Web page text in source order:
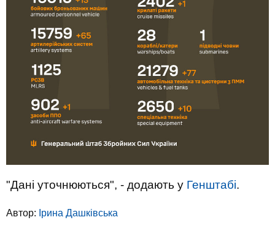
"Дані уточнюються", - додають у Генштабі.
Автор: Ірина Дашківська